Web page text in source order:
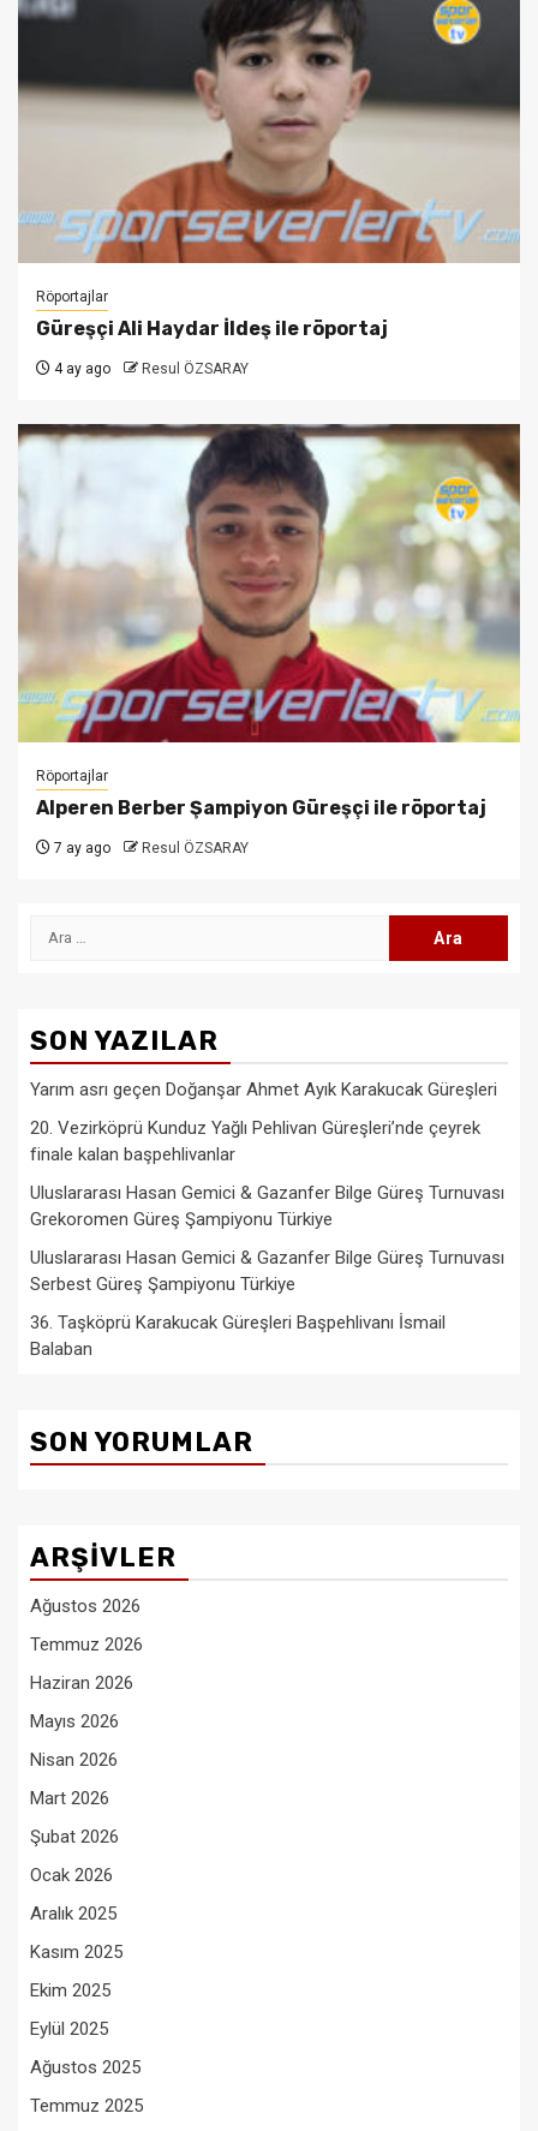
Röportajlar
Güreşçi Ali Haydar İldeş ile röportaj
4 ay ago Resul ÖZSARAY
Röportajlar
Alperen Berber Şampiyon Güreşçi ile röportaj
7 ay ago Resul ÖZSARAY
Arama:
SON YAZILAR
Yarım asrı geçen Doğanşar Ahmet Ayık Karakucak Güreşleri
20. Vezirköprü Kunduz Yağlı Pehlivan Güreşleri’nde çeyrek
finale kalan başpehlivanlar
Uluslararası Hasan Gemici & Gazanfer Bilge Güreş Turnuvası
Grekoromen Güreş Şampiyonu Türkiye
Uluslararası Hasan Gemici & Gazanfer Bilge Güreş Turnuvası
Serbest Güreş Şampiyonu Türkiye
36. Taşköprü Karakucak Güreşleri Başpehlivanı İsmail
Balaban
SON YORUMLAR
ARŞIVLER
Ağustos 2026
Temmuz 2026
Haziran 2026
Mayıs 2026
Nisan 2026
Mart 2026
Şubat 2026
Ocak 2026
Aralık 2025
Kasım 2025
Ekim 2025
Eylül 2025
Ağustos 2025
Temmuz 2025